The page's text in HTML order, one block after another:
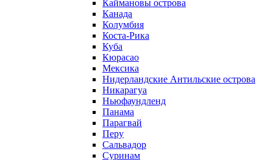
Каймановы острова
Канада
Колумбия
Коста-Рика
Куба
Кюрасао
Мексика
Нидерландские Антильские острова
Никарагуа
Ньюфаундленд
Панама
Парагвай
Перу
Сальвадор
Суринам